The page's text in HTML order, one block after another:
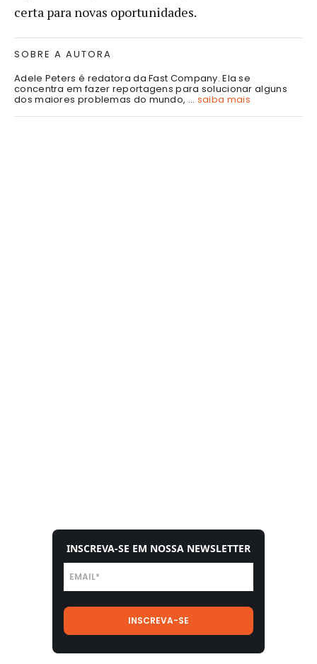
certa para novas oportunidades.
SOBRE A AUTORA
Adele Peters é redatora da Fast Company. Ela se
concentra em fazer reportagens para solucionar alguns
dos maiores problemas do mundo, ... saiba mais
INSCREVA-SE EM NOSSA NEWSLETTER